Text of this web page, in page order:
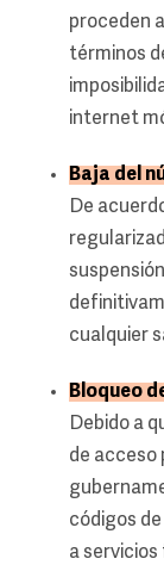
proceden
términos
internet
Baja del
De
cualquier
Bloqueo
Debido a
de acceso
códigos
a